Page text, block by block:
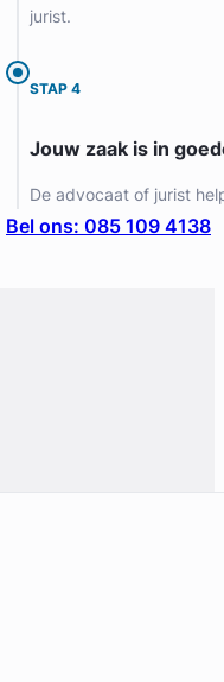
jurist.
STAP 4
Jouw zaak is in
De advocaat of jurist
Bel ons: 085 109 4138